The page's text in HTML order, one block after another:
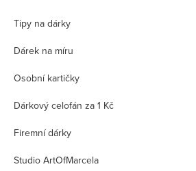
Tipy na dárky
Dárek na míru
Osobní kartičky
Dárkový celofán za 1 Kč
Firemní dárky
Studio ArtOfMarcela